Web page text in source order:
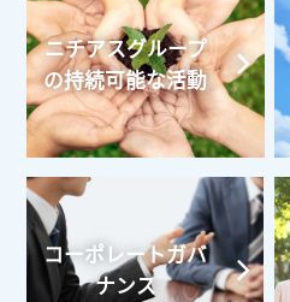
ニチアスグループ
の持続可能な活動
コーポレートガバ
ナンス